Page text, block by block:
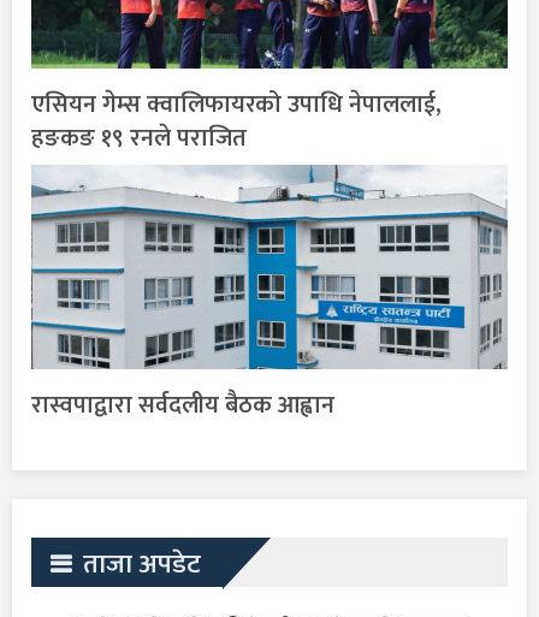
एसियन गेम्स क्वालिफायरको उपाधि नेपाललाई,
हङकङ १९ रनले पराजित
रास्वपाद्वारा सर्वदलीय बैठक आह्वान
ताजा अपडेट